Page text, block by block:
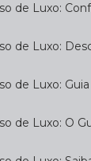
de Luxo:
de Luxo:
de Luxo:
de Luxo: O